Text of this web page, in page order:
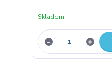
Skladem